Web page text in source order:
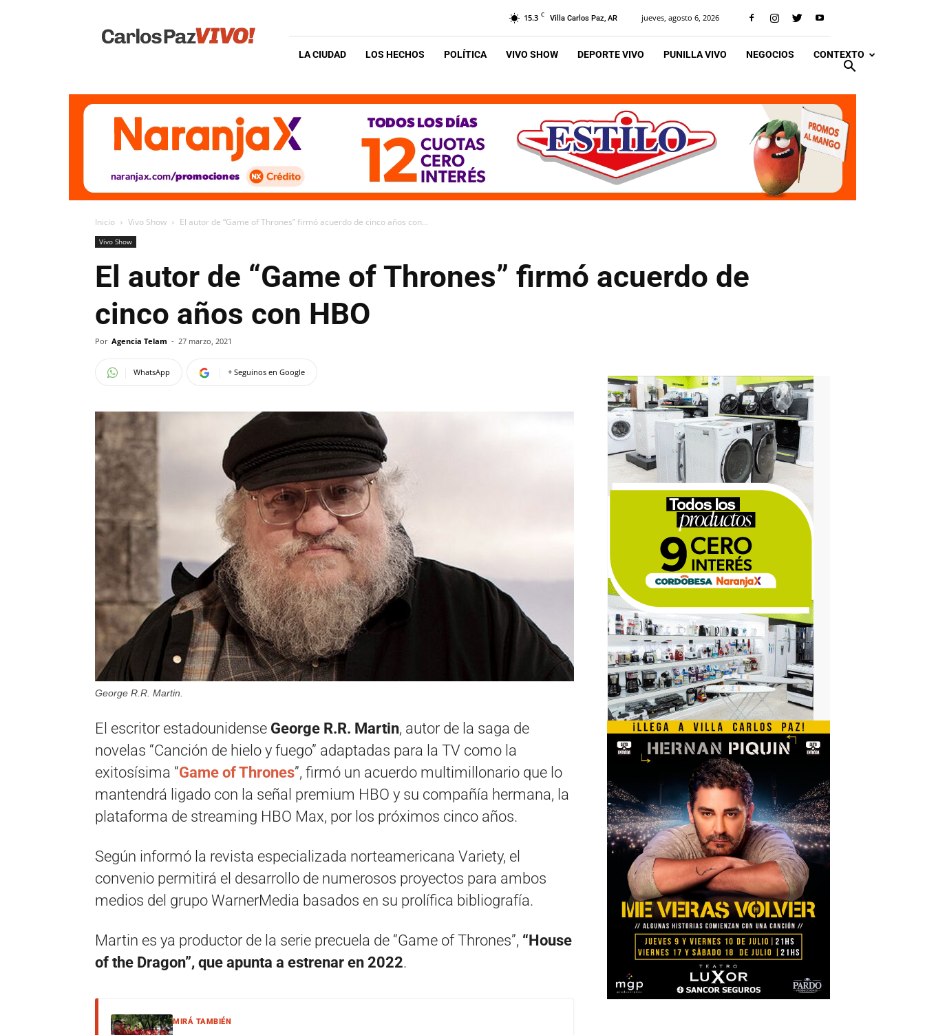
Vivo
15.3 C Villa Carlos Paz, AR jueves, agosto 6, 2026
LA CIUDAD LOS HECHOS POLÍTICA VIVO SHOW DEPORTE VIVO PUNILLA VIVO NEGOCIOS CONTEXTO
Inicio Vivo Show El autor de “Game of Thrones” firmó acuerdo de cinco años con...
Vivo Show
El autor de “Game of Thrones” firmó acuerdo de
cinco años con HBO
Por Agencia Telam - 27 marzo, 2021
WhatsApp + Seguinos en Google
George R.R. Martin.
El escritor estadounidense George R.R. Martin, autor de la saga de
novelas “Canción de hielo y fuego” adaptadas para la TV como la
exitosísima “Game of Thrones”, firmó un acuerdo multimillonario que lo
mantendrá ligado con la señal premium HBO y su compañía hermana, la
plataforma de streaming HBO Max, por los próximos cinco años.
Según informó la revista especializada norteamericana Variety, el
convenio permitirá el desarrollo de numerosos proyectos para ambos
medios del grupo WarnerMedia basados en su prolífica bibliografía.
Martin es ya productor de la serie precuela de “Game of Thrones”, “House
of the Dragon”, que apunta a estrenar en 2022.
MIRÁ TAMBIÉN